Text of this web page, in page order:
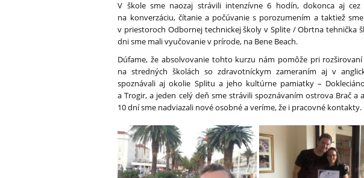
V škole sme naozaj strávili intenzívne 6 hodín, dokonca aj
na konverzáciu, čítanie a počúvanie s porozumením a taktiež
v priestoroch Odbornej technickej školy v Splite / Obrtna tehnička
dni sme mali vyučovanie v prírode, na Bene Beach.
Dúfame, že absolvovanie tohto kurzu nám pomôže pri
na stredných školách so zdravotníckym zameraním aj v
spoznávali aj okolie Splitu a jeho kultúrne pamiatky –
a Trogir, a jeden celý deň sme strávili spoznávaním ostrova Brač
10 dní sme nadviazali nové osobné a veríme, že i pracovné kontakty.